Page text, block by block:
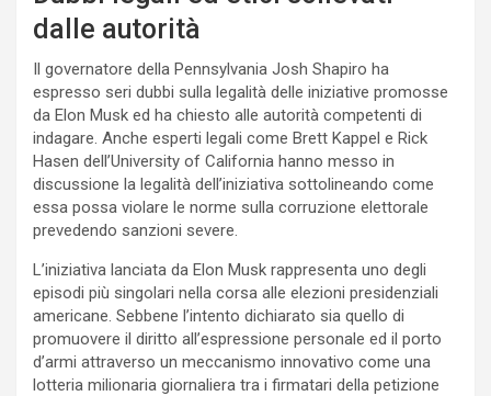
dalle autorità
Il governatore della Pennsylvania Josh Shapiro ha
espresso seri dubbi sulla legalità delle iniziative promosse
da Elon Musk ed ha chiesto alle autorità competenti di
indagare. Anche esperti legali come Brett Kappel e Rick
Hasen dell’University of California hanno messo in
discussione la legalità dell’iniziativa sottolineando come
essa possa violare le norme sulla corruzione elettorale
prevedendo sanzioni severe.
L’iniziativa lanciata da Elon Musk rappresenta uno degli
episodi più singolari nella corsa alle elezioni presidenziali
americane. Sebbene l’intento dichiarato sia quello di
promuovere il diritto all’espressione personale ed il porto
d’armi attraverso un meccanismo innovativo come una
lotteria milionaria giornaliera tra i firmatari della petizione